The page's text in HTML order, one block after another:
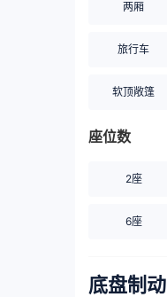
两厢
旅行车
软顶敞篷
座位数
2座
6座
底盘制动